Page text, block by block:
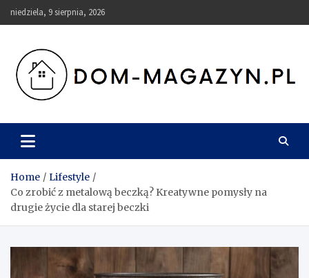
Skip
to
niedziela, 9 sierpnia, 2026
Dom-Magazyn.pl
Home
Lifestyle
Co zrobić z metalową beczką? Kreatywne pomysły na
drugie życie dla starej beczki